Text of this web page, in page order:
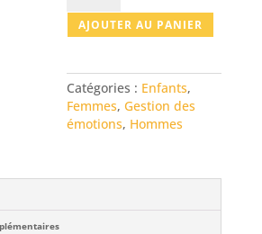
buccal
AJOUTER AU PANIER
Catégories : Enfants,
Femmes, Gestion des
émotions, Hommes